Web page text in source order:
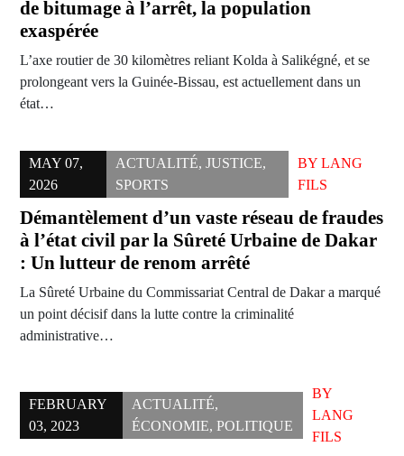
de bitumage à l’arrêt, la population
exaspérée
L’axe routier de 30 kilomètres reliant Kolda à Salikégné, et se
prolongeant vers la Guinée-Bissau, est actuellement dans un
état…
MAY 07,
2026
ACTUALITÉ, JUSTICE,
SPORTS
BY LANG
FILS
Démantèlement d’un vaste réseau de fraudes
à l’état civil par la Sûreté Urbaine de Dakar
: Un lutteur de renom arrêté
La Sûreté Urbaine du Commissariat Central de Dakar a marqué
un point décisif dans la lutte contre la criminalité
administrative…
FEBRUARY
03, 2023
ACTUALITÉ,
ÉCONOMIE,POLITIQUE
BY
LANG
FILS